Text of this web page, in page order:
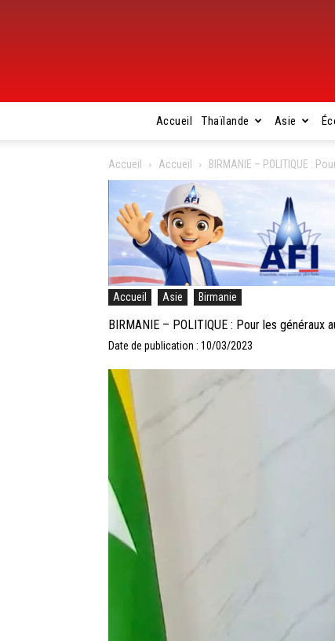
Accueil Thaïlande Asie
Accueil Accueil BIRMANIE – POLITIQUE :
Accueil Asie Birmanie
BIRMANIE – POLITIQUE : Pour les
Date de publication : 10/03/2023